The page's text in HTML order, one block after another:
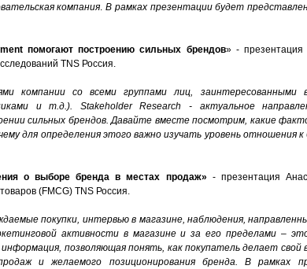
компания.В рамках презентации будет
помогают построению сильных брендов» -
TNS Россия.
компании со всеми группами лиц, заинтересованными
и т.д.). Stakeholder Research
- актуальное
сильных брендов. Давайте вместе посмотрим, какие
для определения этого важно изучать уровень отношения
о выборе бренда в местах продаж» - презентация
(FMCG) TNS Россия.
покупки, интервью в магазине, наблюдения,
активности в магазине и за его пределами –
позволяющая понять, как покупатель делает свой
и желаемого позиционирования бренда.В рамках